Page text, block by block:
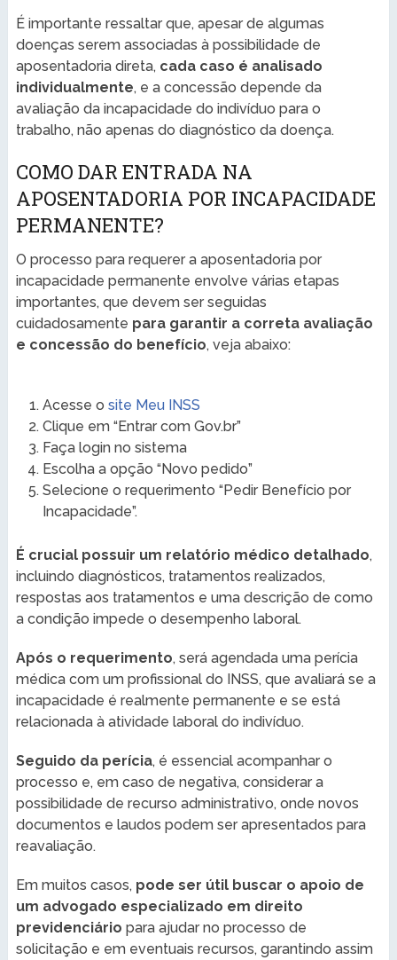
É importante ressaltar que, apesar de algumas
doenças serem associadas à possibilidade de
aposentadoria direta, cada caso é analisado
individualmente, e a concessão depende da
avaliação da incapacidade do indivíduo para o
trabalho, não apenas do diagnóstico da doença.
COMO DAR ENTRADA NA
APOSENTADORIA POR INCAPACIDADE
PERMANENTE?
O processo para requerer a aposentadoria por
incapacidade permanente envolve várias etapas
importantes, que devem ser seguidas
cuidadosamente para garantir a correta avaliação
e concessão do benefício, veja abaixo:
Acesse o site Meu INSS
Clique em “Entrar com Gov.br”
Faça login no sistema
Escolha a opção “Novo pedido”
Selecione o requerimento “Pedir Benefício por
Incapacidade”.
É crucial possuir um relatório médico detalhado,
incluindo diagnósticos, tratamentos realizados,
respostas aos tratamentos e uma descrição de como
a condição impede o desempenho laboral.
Após o requerimento, será agendada uma perícia
médica com um profissional do INSS, que avaliará se a
incapacidade é realmente permanente e se está
relacionada à atividade laboral do indivíduo.
Seguido da perícia, é essencial acompanhar o
processo e, em caso de negativa, considerar a
possibilidade de recurso administrativo, onde novos
documentos e laudos podem ser apresentados para
reavaliação.
Em muitos casos, pode ser útil buscar o apoio de
um advogado especializado em direito
previdenciário para ajudar no processo de
solicitação e em eventuais recursos, garantindo assim